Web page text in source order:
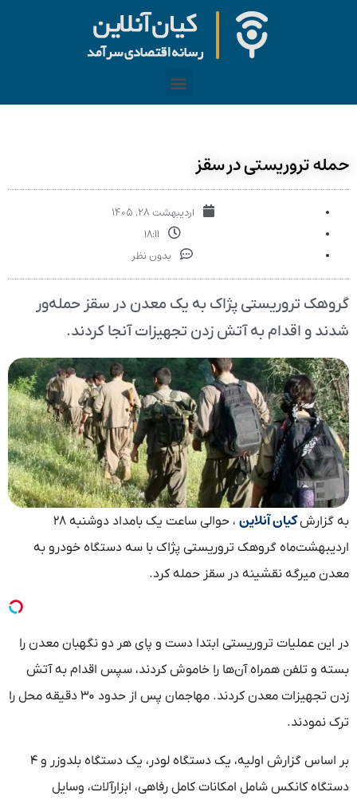
حمله تروریستی در سقز
اردیبهشت ۲۸, ۱۴۰۵
۱۸:۱۱
بدون نظر
گروهک تروریستی پژاک به یک معدن در سقز حمله‌ور
شدند و اقدام به آتش زدن تجهیزات آنجا کردند.
به گزارشکیان آنلاین ،
حوالی ساعت یک بامداد دوشنبه ۲۸
اردیبهشت‌ماه گروهک تروریستی پژاک با سه دستگاه خودرو به
معدن میرگه نقشینه در سقز حمله کرد.
در این عملیات تروریستی ابتدا دست و پای هر دو نگهبان معدن را
بسته و تلفن همراه آن‌ها را خاموش کردند، سپس اقدام به آتش
زدن تجهیزات معدن کردند. مهاجمان پس از حدود ۳۰ دقیقه محل را
ترک نمودند.
بر اساس گزارش اولیه، یک دستگاه لودر، یک دستگاه بلدوزر و ۴
دستگاه کانکس شامل امکانات کامل رفاهی، ابزارآلات، وسایل